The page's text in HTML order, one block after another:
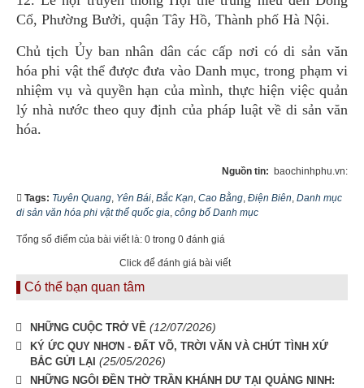
Cổ, Phường Bưởi, quận Tây Hồ, Thành phố Hà Nội.
Chủ tịch Ủy ban nhân dân các cấp nơi có di sản văn
hóa phi vật thể được đưa vào Danh mục, trong phạm vi
nhiệm vụ và quyền hạn của mình, thực hiện việc quản
lý nhà nước theo quy định của pháp luật về di sản văn
hóa.
Nguồn tin: baochinhphu.vn:
Tags: Tuyên Quang Yên Bái Bắc Kạn Cao Bằng Điện Biên Danh mục
di sản văn hóa phi vật thể quốc gia công bố Danh mục
Tổng số điểm của bài viết là: 0 trong 0 đánh giá
Click để đánh giá bài viết
Có thể bạn quan tâm
NHỮNG CUỘC TRỞ VỀ (12/07/2026)
KÝ ỨC QUY NHƠN - ĐẤT VÕ, TRỜI VĂN VÀ CHÚT TÌNH XỨ
BẮC GỬI LẠI (25/05/2026)
NHỮNG NGÔI ĐỀN THỜ TRẦN KHÁNH DƯ TẠI QUẢNG NINH: